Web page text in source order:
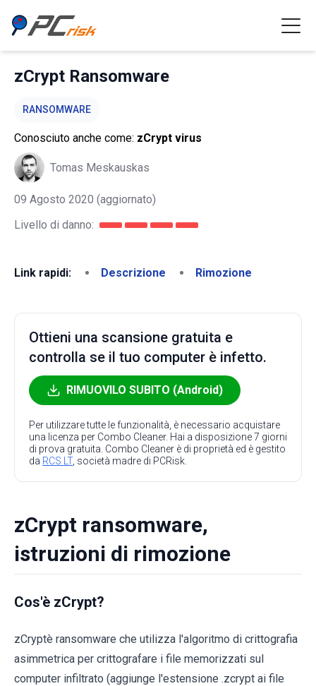
zCrypt Ransomware
RANSOMWARE
Conosciuto anche come: zCrypt virus
Tomas Meskauskas
09 Agosto 2020 (aggiornato)
Livello di danno:
Link rapidi: Descrizione Rimozione
Ottieni una scansione gratuita e
controlla se il tuo computer è infetto.
RIMUOVILO SUBITO (Android)
Per utilizzare tutte le funzionalità, è necessario acquistare
una licenza per Combo Cleaner. Hai a disposizione 7 giorni
di prova gratuita. Combo Cleaner è di proprietà ed è gestito
da RCS LT, società madre di PCRisk.
zCrypt ransomware,
istruzioni di rimozione
Cos'è zCrypt?
zCryptè ransomware che utilizza l'algoritmo di crittografia
asimmetrica per crittografare i file memorizzati sul
computer infiltrato (aggiunge l'estensione .zcrypt ai file